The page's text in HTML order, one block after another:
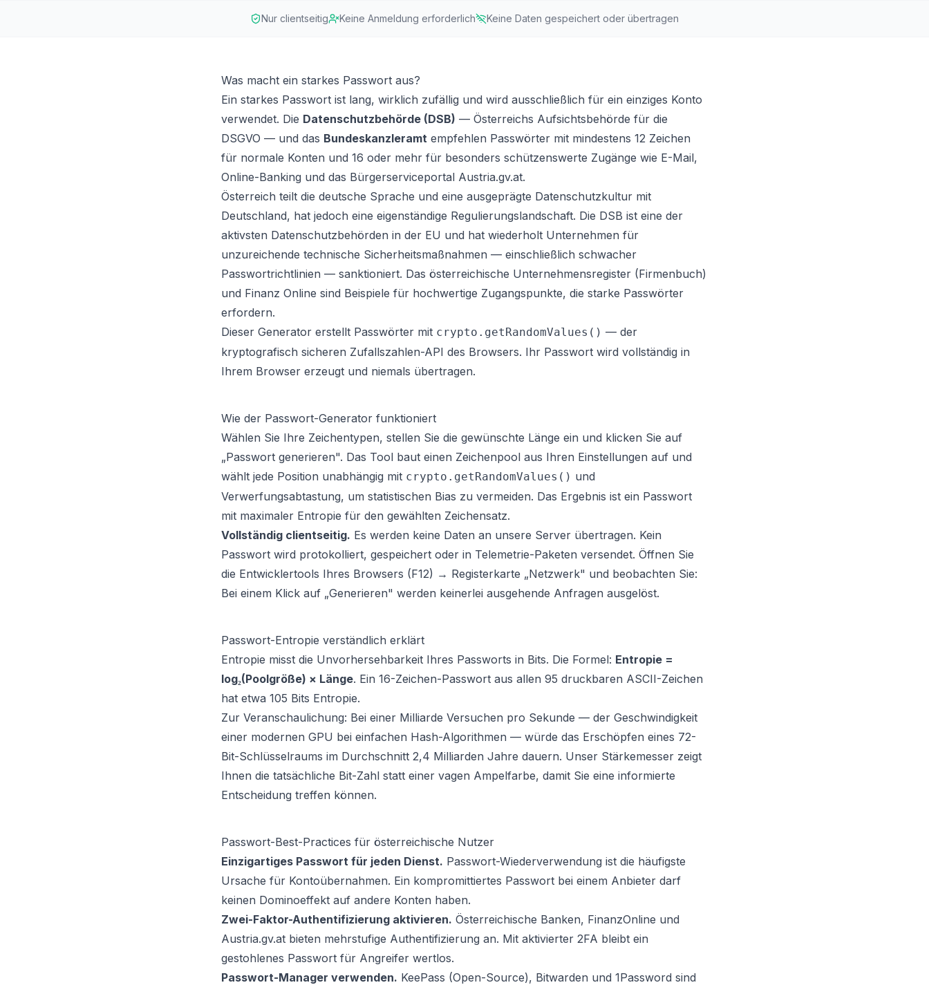
Nur clientseitig Keine Anmeldung erforderlich Keine Daten gespeichert oder übertragen
Was macht ein starkes Passwort aus?
Ein starkes Passwort ist lang, wirklich zufällig und wird ausschließlich für ein einziges Konto
verwendet. Die Datenschutzbehörde (DSB) — Österreichs Aufsichtsbehörde für die
DSGVO — und das Bundeskanzleramt empfehlen Passwörter mit mindestens 12 Zeichen
für normale Konten und 16 oder mehr für besonders schützenswerte Zugänge wie E-Mail,
Online-Banking und das Bürgerserviceportal Austria.gv.at.
Österreich teilt die deutsche Sprache und eine ausgeprägte Datenschutzkultur mit
Deutschland, hat jedoch eine eigenständige Regulierungslandschaft. Die DSB ist eine der
aktivsten Datenschutzbehörden in der EU und hat wiederholt Unternehmen für
unzureichende technische Sicherheitsmaßnahmen — einschließlich schwacher
Passwortrichtlinien — sanktioniert. Das österreichische Unternehmensregister (Firmenbuch)
und Finanz Online sind Beispiele für hochwertige Zugangspunkte, die starke Passwörter
erfordern.
Dieser Generator erstellt Passwörter mit crypto.getRandomValues() — der
kryptografisch sicheren Zufallszahlen-API des Browsers. Ihr Passwort wird vollständig in
Ihrem Browser erzeugt und niemals übertragen.
Wie der Passwort-Generator funktioniert
Wählen Sie Ihre Zeichentypen, stellen Sie die gewünschte Länge ein und klicken Sie auf
„Passwort generieren". Das Tool baut einen Zeichenpool aus Ihren Einstellungen auf und
wählt jede Position unabhängig mit crypto.getRandomValues() und
Verwerfungsabtastung, um statistischen Bias zu vermeiden. Das Ergebnis ist ein Passwort
mit maximaler Entropie für den gewählten Zeichensatz.
Vollständig clientseitig. Es werden keine Daten an unsere Server übertragen. Kein
Passwort wird protokolliert, gespeichert oder in Telemetrie-Paketen versendet. Öffnen Sie
die Entwicklertools Ihres Browsers (F12) → Registerkarte „Netzwerk" und beobachten Sie:
Bei einem Klick auf „Generieren" werden keinerlei ausgehende Anfragen ausgelöst.
Passwort-Entropie verständlich erklärt
Entropie misst die Unvorhersehbarkeit Ihres Passworts in Bits. Die Formel: Entropie =
log₂(Poolgröße) × Länge. Ein 16-Zeichen-Passwort aus allen 95 druckbaren ASCII-Zeichen
hat etwa 105 Bits Entropie.
Zur Veranschaulichung: Bei einer Milliarde Versuchen pro Sekunde — der Geschwindigkeit
einer modernen GPU bei einfachen Hash-Algorithmen — würde das Erschöpfen eines 72-
Bit-Schlüsselraums im Durchschnitt 2,4 Milliarden Jahre dauern. Unser Stärkemesser zeigt
Ihnen die tatsächliche Bit-Zahl statt einer vagen Ampelfarbe, damit Sie eine informierte
Entscheidung treffen können.
Passwort-Best-Practices für österreichische Nutzer
Einzigartiges Passwort für jeden Dienst. Passwort-Wiederverwendung ist die häufigste
Ursache für Kontoübernahmen. Ein kompromittiertes Passwort bei einem Anbieter darf
keinen Dominoeffekt auf andere Konten haben.
Zwei-Faktor-Authentifizierung aktivieren. Österreichische Banken, FinanzOnline und
Austria.gv.at bieten mehrstufige Authentifizierung an. Mit aktivierter 2FA bleibt ein
gestohlenes Passwort für Angreifer wertlos.
Passwort-Manager verwenden. KeePass (Open-Source), Bitwarden und 1Password sind